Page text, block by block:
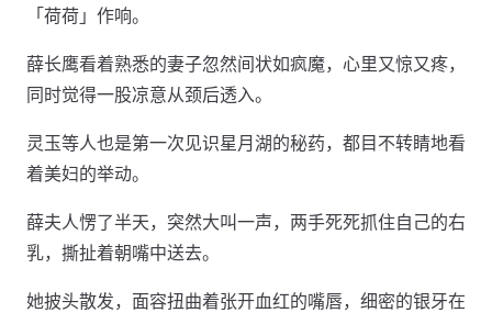
「荷荷」作响。
薛长鹰看着熟悉的妻子忽然间状如疯魔，心里又惊又疼，
同时觉得一股凉意从颈后透入。
灵玉等人也是第一次见识星月湖的秘药，都目不转睛地看
着美妇的举动。
薛夫人愣了半天，突然大叫一声，两手死死抓住自己的右
乳，撕扯着朝嘴中送去。
她披头散发，面容扭曲着张开血红的嘴唇，细密的银牙在